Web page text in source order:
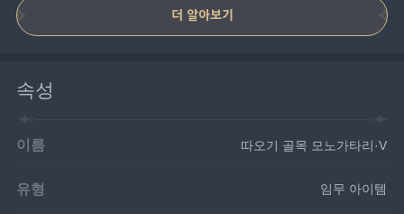
더 알아보기
속성
이름 따오기 골목 모노가타리·V
유형 임무 아이템